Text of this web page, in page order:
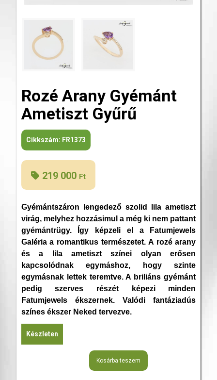
Rozé Arany Gyémánt
Ametiszt Gyűrű
Cikkszám: FR1373
219 000 Ft
Gyémántszáron lengedező szolid lila ametiszt
virág, melyhez hozzásimul a még ki nem pattant
gyémántrügy. Így képzeli el a Fatumjewels
Galéria a romantikus természetet. A rozé arany
és a lila ametiszt színei olyan erősen
kapcsolódnak egymáshoz, hogy szinte
egymásnak lettek teremtve. A briliáns gyémánt
pedig szerves részét képezi minden
Fatumjewels ékszernek. Valódi fantáziadús
színes ékszer Neked tervezve.
Készleten
Kosárba teszem